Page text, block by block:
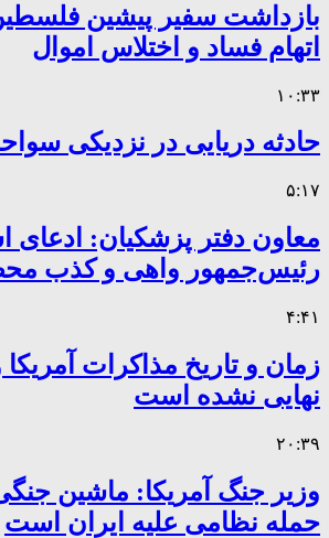
بازداشت سفیر پیشین
اتهام فساد و اختلاس اموال
۱۰:۳۳
حادثه دریایی در نزدیکی
۵:۱۷
معاون دفتر پزشکیان: ادعای
رئیس‌جمهور واهی و کذب
۴:۴۱
زمان و تاریخ مذاکرات آمریکا
نهایی نشده است
۲۰:۳۹
وزیر جنگ آمریکا: ماشین
حمله نظامی علیه ایران است